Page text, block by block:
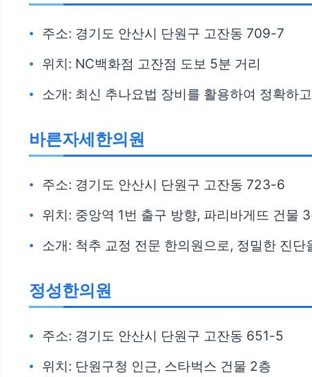
주소: 경기도 안산시 단원구 고잔동 709-7
위치: NC백화점 고잔점 도보 5분 거리
소개: 최신 추나요법 장비를 활용하여 정확하
바른자세한의원
주소: 경기도 안산시 단원구 고잔동 723-6
위치: 중앙역 1번 출구 방향, 파리바게뜨 건물
소개: 척추 교정 전문 한의원으로, 정밀한 진
정성한의원
주소: 경기도 안산시 단원구 고잔동 651-5
위치: 단원구청 인근, 스타벅스 건물 2층